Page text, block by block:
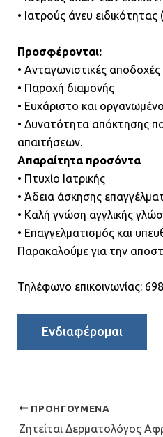
• Ιατρούς άνευ ειδικότητας
Προσφέρονται:
• Ανταγωνιστικές
• Παροχή διαμονής
• Ευχάριστο και
• Δυνατότητα απόκτησης
απαιτήσεων.
Απαραίτητα προσόντα
• Πτυχίο Ιατρικής
• Άδεια άσκησης
• Καλή γνώση αγγλικής
• Επαγγελματισμός και
Παρακαλούμε για την
Τηλέφωνο επικοινωνίας:
ΠΡΟΗΓΟΎΜΕΝΑ